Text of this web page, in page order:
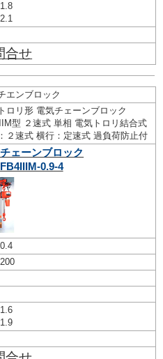
合せ
エンブロック
ロリ形 電気チェーンブロック
型 ２速式 単相 電気トロリ結合式
２速式 横行：定速式 過負荷防止付
ェーンブロック
FB4IIIM-0.9-4